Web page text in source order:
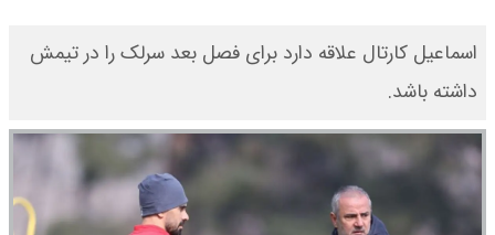
اسماعیل کارتال علاقه دارد برای فصل بعد سرلک را در تیمش
داشته باشد.